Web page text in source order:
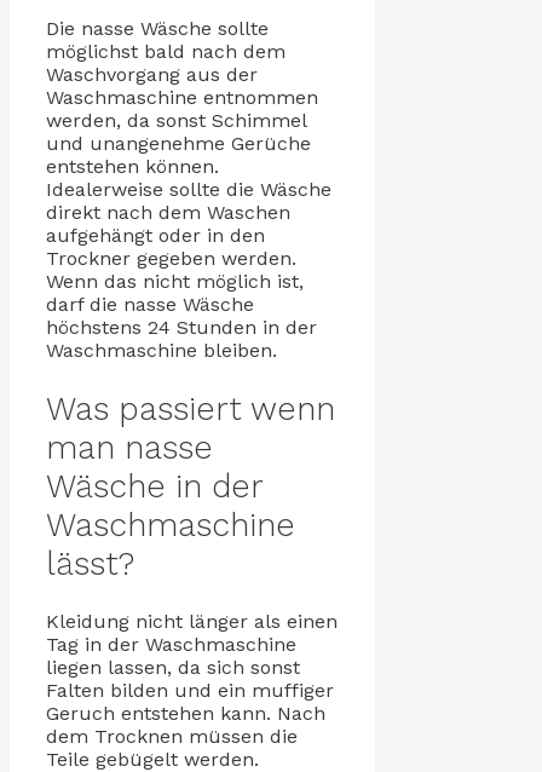
Die nasse Wäsche sollte
möglichst bald nach dem
Waschvorgang aus der
Waschmaschine entnommen
werden, da sonst Schimmel
und unangenehme Gerüche
entstehen können.
Idealerweise sollte die Wäsche
direkt nach dem Waschen
aufgehängt oder in den
Trockner gegeben werden.
Wenn das nicht möglich ist,
darf die nasse Wäsche
höchstens 24 Stunden in der
Waschmaschine bleiben.
Was passiert wenn
man nasse
Wäsche in der
Waschmaschine
lässt?
Kleidung nicht länger als einen
Tag in der Waschmaschine
liegen lassen, da sich sonst
Falten bilden und ein muffiger
Geruch entstehen kann. Nach
dem Trocknen müssen die
Teile gebügelt werden.